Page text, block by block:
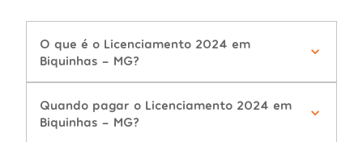
O que é o Licenciamento 2024 em
Biquinhas - MG?
Quando pagar o Licenciamento 2024 em
Biquinhas - MG?